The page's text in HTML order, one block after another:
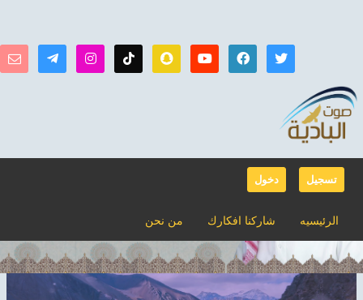
دخول تسجيل
من نحن شاركنا افكارك الرئيسيه